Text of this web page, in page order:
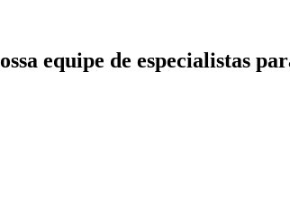
equipe de especialistas